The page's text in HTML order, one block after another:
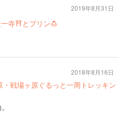
寺⛩とプリン🍮
2019年8月31日
戦場ヶ原ぐるっと一周トレッキン
2018年8月16日